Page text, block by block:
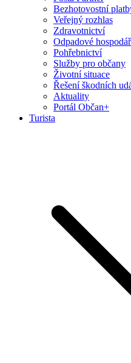
Bezhotovostní
Veřejný rozhlas
Zdravotnictví
Odpadové
Pohřebnictví
Služby pro občany
Životní situace
Řešení škodních
Aktuality
Portál Občan+
Turista